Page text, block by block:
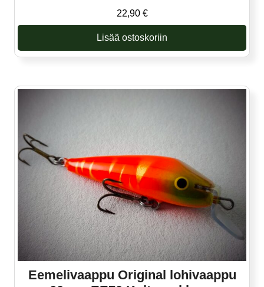
22,90 €
Lisää ostoskoriin
Eemelivaappu Original lohivaappu